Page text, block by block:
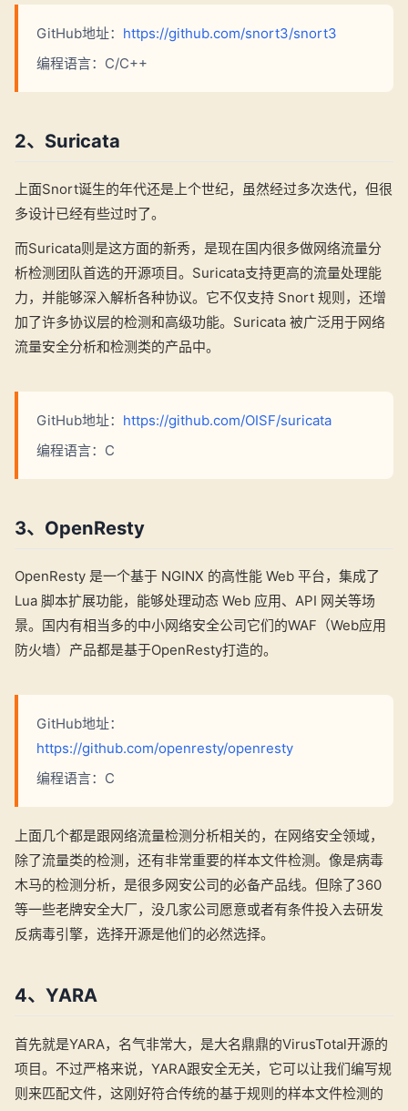
GitHub地址： https://github.com/snort3/snort3
编程语言：C/C++
2、Suricata
上面Snort诞生的年代还是上个世纪，虽然经过多次迭代，但很
多设计已经有些过时了。
而Suricata则是这方面的新秀，是现在国内很多做网络流量分
析检测团队首选的开源项目。Suricata支持更高的流量处理能
力，并能够深入解析各种协议。它不仅支持 Snort 规则，还增
加了许多协议层的检测和高级功能。Suricata 被广泛用于网络
流量安全分析和检测类的产品中。
GitHub地址： https://github.com/OISF/suricata
编程语言：C
3、OpenResty
OpenResty 是一个基于 NGINX 的高性能 Web 平台，集成了
Lua 脚本扩展功能，能够处理动态 Web 应用、API 网关等场
景。国内有相当多的中小网络安全公司它们的WAF（Web应用
防火墙）产品都是基于OpenResty打造的。
GitHub地址：
https://github.com/openresty/openresty
编程语言：C
上面几个都是跟网络流量检测分析相关的，在网络安全领域，
除了流量类的检测，还有非常重要的样本文件检测。像是病毒
木马的检测分析，是很多网安公司的必备产品线。但除了360
等一些老牌安全大厂，没几家公司愿意或者有条件投入去研发
反病毒引擎，选择开源是他们的必然选择。
4、YARA
首先就是YARA，名气非常大，是大名鼎鼎的VirusTotal开源的
项目。不过严格来说，YARA跟安全无关，它可以让我们编写规
则来匹配文件，这刚好符合传统的基于规则的样本文件检测的